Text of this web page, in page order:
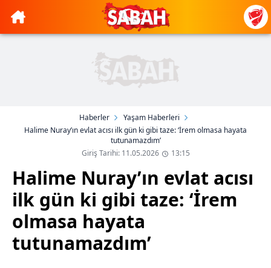
Haberler
Yaşam Haberleri
Halime Nuray’ın evlat acısı ilk gün ki gibi taze: ‘İrem olmasa hayata
tutunamazdım’
Giriş Tarihi: 11.05.2026
13:15
Halime Nuray’ın evlat acısı
ilk gün ki gibi taze: ‘İrem
olmasa hayata
tutunamazdım’